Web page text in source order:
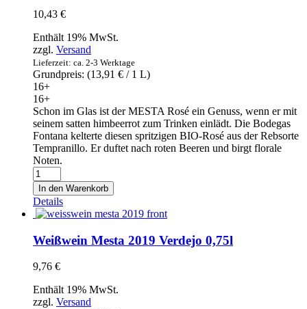
10,43 €
Enthält 19% MwSt.
zzgl. Versand
Lieferzeit: ca. 2-3 Werktage
Grundpreis: (13,91 € / 1 L)
16+
16+
Schon im Glas ist der MESTA Rosé ein Genuss, wenn er mit
seinem satten himbeerrot zum Trinken einlädt. Die Bodegas
Fontana kelterte diesen spritzigen BIO-Rosé aus der Rebsorte
Tempranillo. Er duftet nach roten Beeren und birgt florale
Noten.
Roséwein
Mesta
2019
Tempranillo
0,75l
Menge
In den Warenkorb
Details
Weißwein Mesta 2019 Verdejo 0,75l
9,76 €
Enthält 19% MwSt.
zzgl. Versand